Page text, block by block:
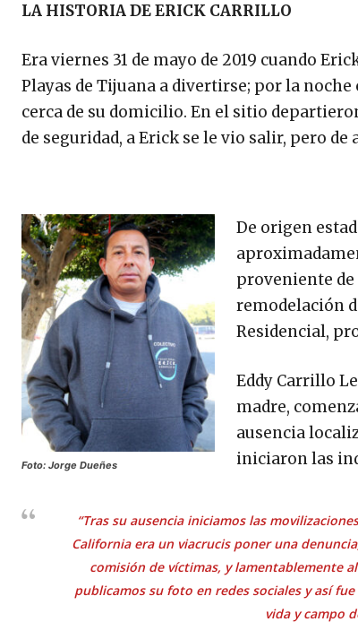
LA HISTORIA DE ERICK CARRILLO
Era viernes 31 de mayo de 2019 cuando
Playas de Tijuana a divertirse; por la
cerca de su domicilio. En el sitio
de seguridad, a Erick se le vio salir, pero
Foto: Jorge Dueñes
De origen
proveniente
remodelación
Residencial,
Eddy Carrillo
madre,
ausencia
iniciaron las
“Tras su ausencia iniciamos las
California era un viacrucis poner una
comisión de víctimas, y lamentablemente
publicamos su foto en redes sociales y así
vida y campo